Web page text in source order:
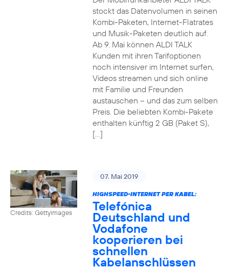
stockt das Datenvolumen in seinen
Kombi-Paketen, Internet-Flatrates
und Musik-Paketen deutlich auf.
Ab 9. Mai können ALDI TALK
Kunden mit ihren Tarifoptionen
noch intensiver im Internet surfen,
Videos streamen und sich online
mit Familie und Freunden
austauschen – und das zum selben
Preis. Die beliebten Kombi-Pakete
enthalten künftig 2 GB (Paket S),
[…]
Credits: Gettyimages
07. Mai 2019
HIGHSPEED-INTERNET PER KABEL:
Telefónica
Deutschland und
Vodafone
kooperieren bei
schnellen
Kabelanschlüssen